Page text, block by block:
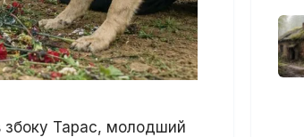
Тарас, молодший